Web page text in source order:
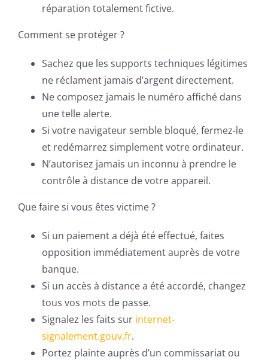
réparation totalement fictive.
Comment se protéger ?
Sachez que les supports techniques légitimes
ne réclament jamais d’argent directement.
Ne composez jamais le numéro affiché dans
une telle alerte.
Si votre navigateur semble bloqué, fermez-le
et redémarrez simplement votre ordinateur.
N’autorisez jamais un inconnu à prendre le
contrôle à distance de votre appareil.
Que faire si vous êtes victime ?
Si un paiement a déjà été effectué, faites
opposition immédiatement auprès de votre
banque.
Si un accès à distance a été accordé, changez
tous vos mots de passe.
Signalez les faits sur internet-
signalement.gouv.fr.
Portez plainte auprès d’un commissariat ou